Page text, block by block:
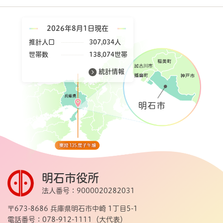
2026年8月1日現在
推計人口
307,034人
世帯数
138,074世帯
統計情報
明石市役所
法人番号：9000020282031
〒673-8686 兵庫県明石市中崎 1丁目5-1
電話番号：078-912-1111（大代表）